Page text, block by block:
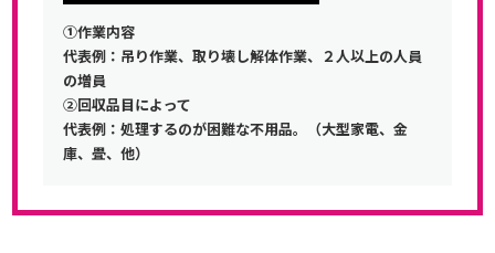
①作業内容
代表例：吊り作業、取り壊し解体作業、２人以上の人員
の増員
②回収品目によって
代表例：処理するのが困難な不用品。（大型家電、金
庫、畳、他）